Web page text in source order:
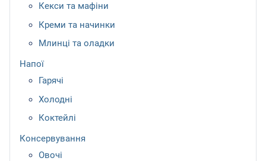
Кекси та мафіни
Креми та начинки
Млинці та оладки
Напої
Гарячі
Холодні
Коктейлі
Консервування
Овочі